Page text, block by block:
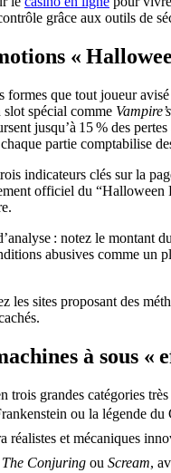
grâce aux outils de
«
que tout joueur
spécial comme
jusqu’à 15 % des
partie comptabilise
indicateurs clés sur la
officiel du
: notez le
abusives comme
les sites proposant des
à sous «
grandes catégories
ou la légende du
réalistes et mécaniques
The Conjuring ou Scream,